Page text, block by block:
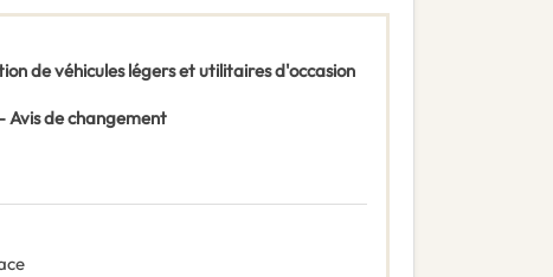
de véhicules légers et utilitaires d'occasion
Avis de changement